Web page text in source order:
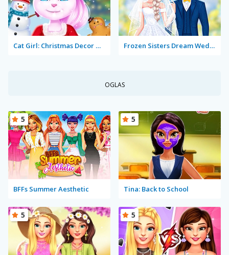
Cat Girl: Christmas Decor Game Frozen Sisters Dream Wedding
OGLAS
BFFs Summer Aesthetic
5
Tina: Back to School
5
5 5